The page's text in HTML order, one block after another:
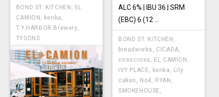
BOND ST. KITCHEN , EL
CAMION , kenka ,
T.Y.HARBOR Brewery,
TYSONS
ALC 6% | IBU 36 | SRM
(EBC) 6 (12 ...
BOND ST. KITCHEN ,
breadworks , CICADA,
crisscross , EL CAMION ,
IVY PLACE, kenka , Lily
cakes , No4, RYAN ,
SMOKEHOUSE ,